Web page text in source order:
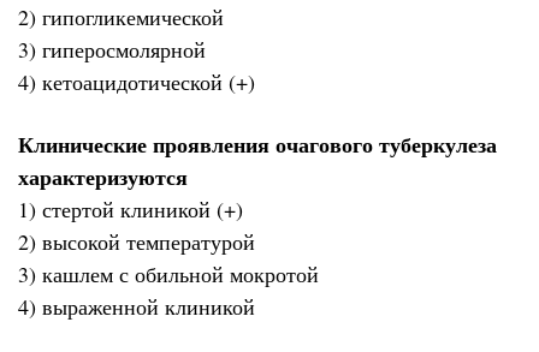
2) гипогликемической
3) гиперосмолярной
4) кетоацидотической (+)
Клинические проявления очагового туберкулеза
характеризуются
1) стертой клиникой (+)
2) высокой температурой
3) кашлем с обильной мокротой
4) выраженной клиникой